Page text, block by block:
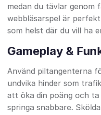
medan du tävlar genom
webbläsarspel är
som helst där du vill ha
Gameplay &
Använd piltangenterna
undvika hinder som
att öka din poäng och
springa snabbare.